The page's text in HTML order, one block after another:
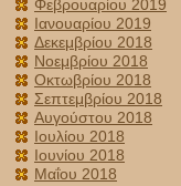
Φεβρουαρίου 2019
Ιανουαρίου 2019
Δεκεμβρίου 2018
Νοεμβρίου 2018
Οκτωβρίου 2018
Σεπτεμβρίου 2018
Αυγούστου 2018
Ιουλίου 2018
Ιουνίου 2018
Μαΐου 2018